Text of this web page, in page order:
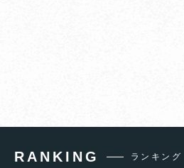
RANKING ランキング